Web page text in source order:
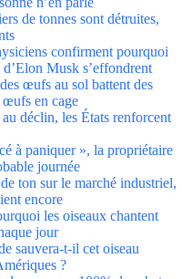
de tonnes sont détruites,
confirment pourquoi
Musk s’effondrent
œufs au sol battent des
œufs en cage
déclin, les États renforcent
à paniquer », la propriétaire
journée
ton sur le marché industriel,
encore
les oiseaux chantent
jour
sauvera-t-il cet oiseau
?